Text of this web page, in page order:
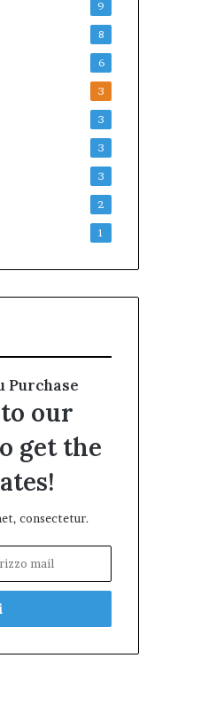
9
8
6
3
3
3
3
2
1
Purchase
our
get the
consectetur.